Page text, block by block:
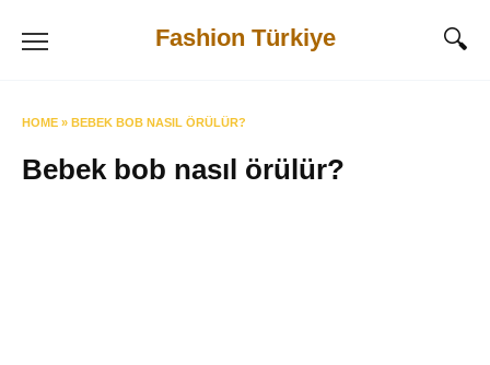
Fashion Türkiye
HOME » BEBEK BOB NASIL ÖRÜLÜR?
Bebek bob nasıl örülür?